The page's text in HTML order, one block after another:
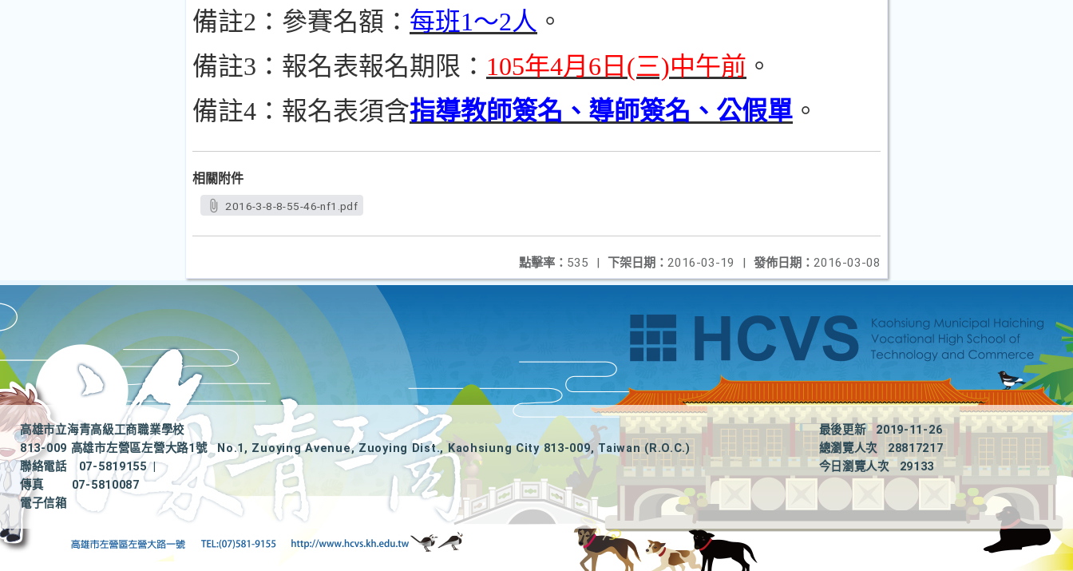
備註2：參賽名額： 每班1～2人 。
備註3：報名表報名期限： 105年4月6日(三)中午前 。
備註4：報名表須含指導教師簽名、導師簽名、公假單 。
相關附件
2016-3-8-8-55-46-nf1.pdf
發佈日期： 2016-03-08
下架日期： 2016-03-19 |
點擊率： 535 |
高雄市立海青高級工商職業學校
813-009 高雄市左營區左營大路1號
No.1, Zuoying Avenue, Zuoying Dist., Kaohsiung City 813-009, Taiwan (R.O.C.)
聯絡電話
07-5819155
|
傳真
07-5810087
電子信箱
最後更新
2019-11-26
總瀏覽人次
28817217
今日瀏覽人次
29133